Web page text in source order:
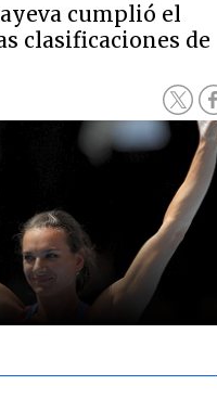
cumplió el
clasificaciones de